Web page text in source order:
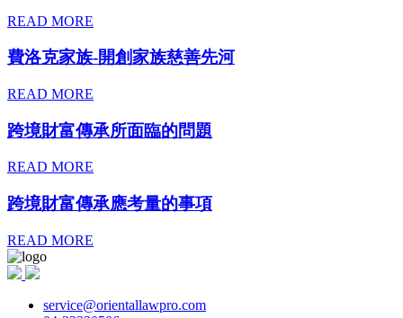
READ MORE
費洛克家族-開創家族慈善先河
READ MORE
跨境財富傳承所面臨的問題
READ MORE
跨境財富傳承應考量的事項
READ MORE
service@orientallawpro.com